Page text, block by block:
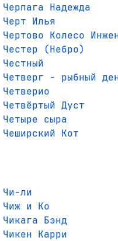
Черпага Надежда
Черт Илья
Чертово Колесо
Честер (Небро)
Честный
Четверг - рыбный
Четверио
Четвёртый Дуст
Четыре сыра
Чеширский Кот
Чи-ли
Чиж и Ко
Чикага Бэнд
Чикен Карри